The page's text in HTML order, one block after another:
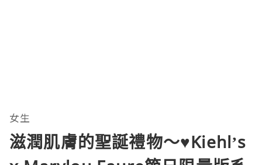
女生
滋潤肌膚的聖誕禮物～♥Kiehl’s